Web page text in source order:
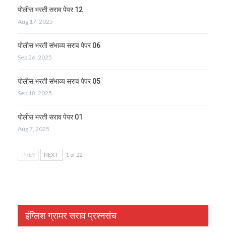
पोलीस भरती सराव पेपर 12
Aug 17, 2025
पोलीस भरती संभाव्य सराव पेपर 06
Sep 26, 2025
पोलीस भरती संभाव्य सराव पेपर 05
Sep 18, 2025
पोलीस भरती सराव पेपर 01
Aug 7, 2025
PREV NEXT 1 of 22
इंग्लिश ग्रामर सराव प्रश्नसंच